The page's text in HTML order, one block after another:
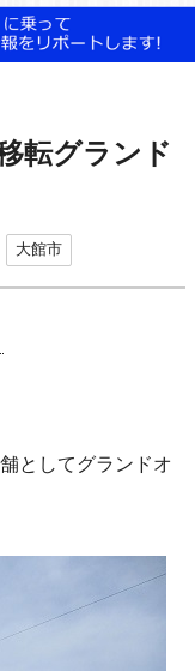
転グランド
大館市
有
としてグランドオ